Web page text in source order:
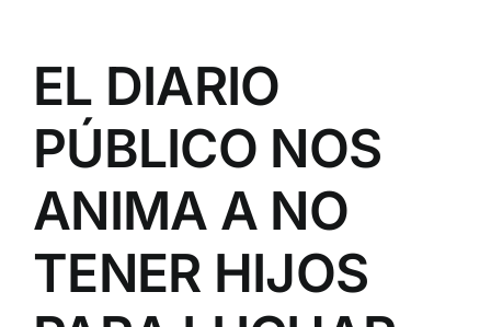
EL DIARIO
PÚBLICO NOS
ANIMA A NO
TENER HIJOS